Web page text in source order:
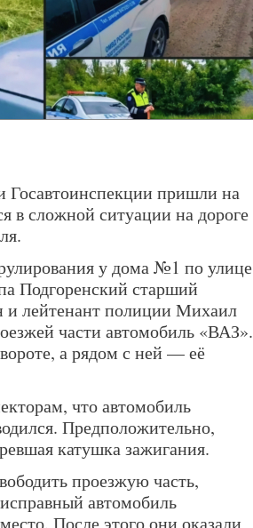
Госавтоинспекции пришли на
в сложной ситуации на дороге
у дома №1 по улице
Подгоренский старший
и лейтенант полиции Михаил
части автомобиль «ВАЗ».
а рядом с ней — её
что автомобиль
Предположительно,
катушка зажигания.
проезжую часть,
автомобиль
После этого они оказали